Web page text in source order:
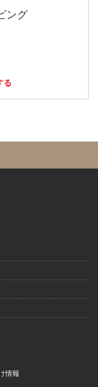
ング
る
情報